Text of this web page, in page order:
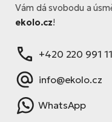
Vám dá svobodu a
ekolo.cz!
+420 220 991
info@ekolo.cz
WhatsApp